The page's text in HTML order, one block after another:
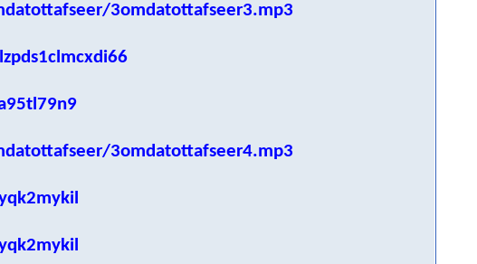
3omdatottafseer3.mp3
3omdatottafseer4.mp3